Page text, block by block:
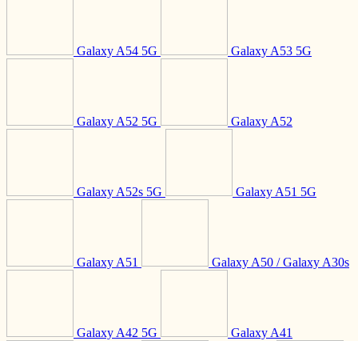
Galaxy A54 5G Galaxy A53 5G
Galaxy A52 5G Galaxy A52
Galaxy A52s 5G Galaxy A51 5G
Galaxy A51 Galaxy A50 / Galaxy A30s
Galaxy A42 5G Galaxy A41